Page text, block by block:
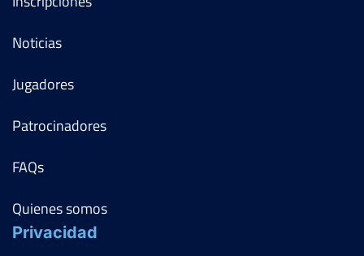
Noticias
Jugadores
Patrocinadores
FAQs
Quienes somos
Privacidad